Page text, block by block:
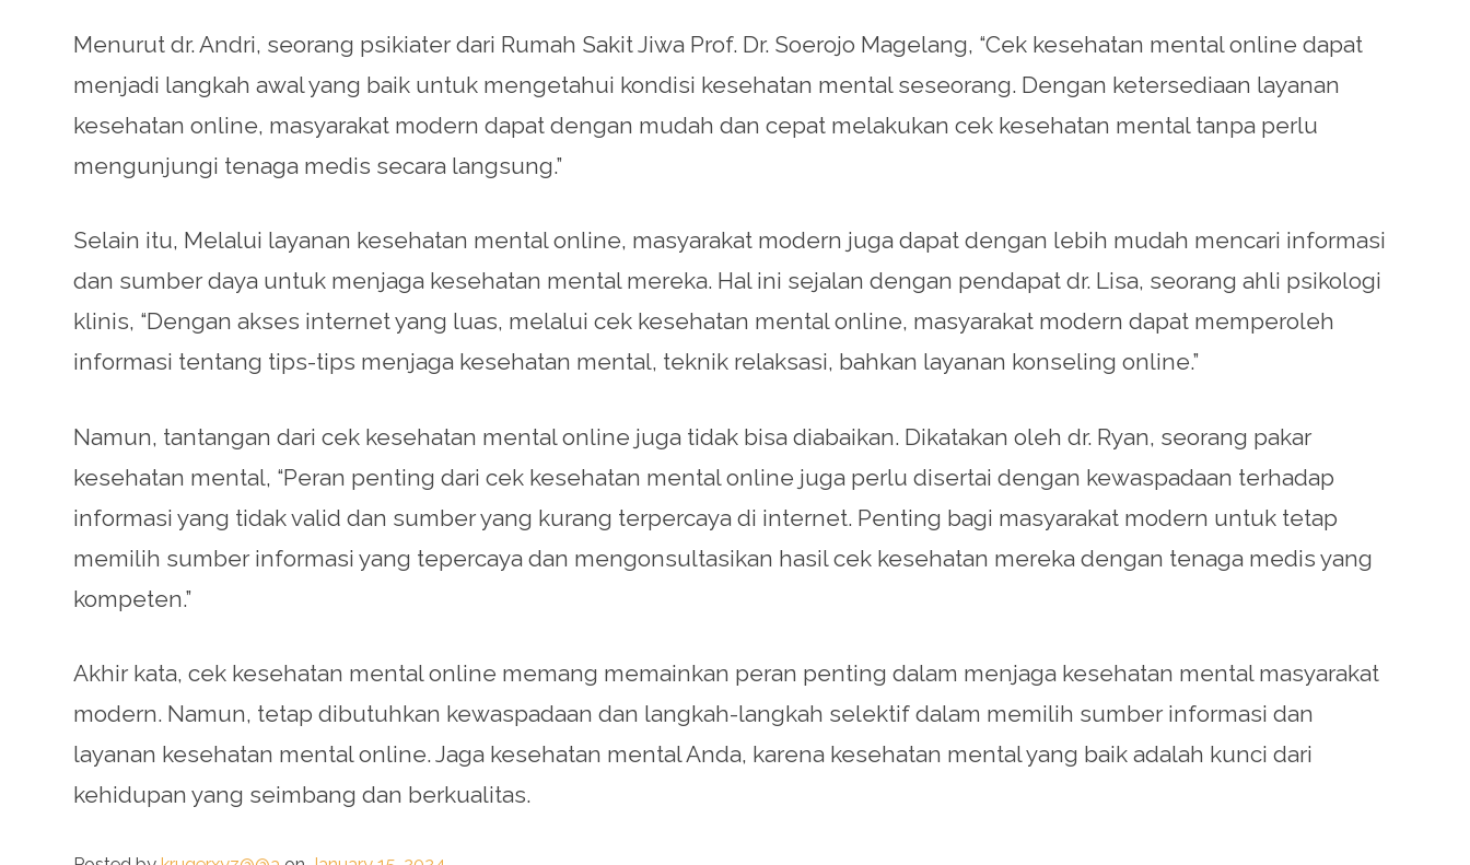
Menurut dr. Andri, seorang psikiater dari Rumah Sakit Jiwa Prof. Dr. Soerojo Magelang, “Cek kesehatan mental online dapat
menjadi langkah awal yang baik untuk mengetahui kondisi kesehatan mental seseorang. Dengan ketersediaan layanan
kesehatan online, masyarakat modern dapat dengan mudah dan cepat melakukan cek kesehatan mental tanpa perlu
mengunjungi tenaga medis secara langsung.”
Selain itu, Melalui layanan kesehatan mental online, masyarakat modern juga dapat dengan lebih mudah mencari informasi
dan sumber daya untuk menjaga kesehatan mental mereka. Hal ini sejalan dengan pendapat dr. Lisa, seorang ahli psikologi
klinis, “Dengan akses internet yang luas, melalui cek kesehatan mental online, masyarakat modern dapat memperoleh
informasi tentang tips-tips menjaga kesehatan mental, teknik relaksasi, bahkan layanan konseling online.”
Namun, tantangan dari cek kesehatan mental online juga tidak bisa diabaikan. Dikatakan oleh dr. Ryan, seorang pakar
kesehatan mental, “Peran penting dari cek kesehatan mental online juga perlu disertai dengan kewaspadaan terhadap
informasi yang tidak valid dan sumber yang kurang terpercaya di internet. Penting bagi masyarakat modern untuk tetap
memilih sumber informasi yang tepercaya dan mengonsultasikan hasil cek kesehatan mereka dengan tenaga medis yang
kompeten.”
Akhir kata, cek kesehatan mental online memang memainkan peran penting dalam menjaga kesehatan mental masyarakat
modern. Namun, tetap dibutuhkan kewaspadaan dan langkah-langkah selektif dalam memilih sumber informasi dan
layanan kesehatan mental online. Jaga kesehatan mental Anda, karena kesehatan mental yang baik adalah kunci dari
kehidupan yang seimbang dan berkualitas.